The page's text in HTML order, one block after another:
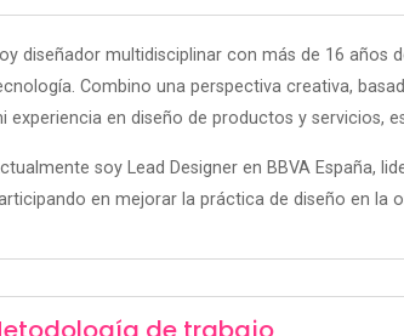
diseñador multidisciplinar con más de 16 años
Combino una perspectiva creativa,
experiencia en diseño de productos y servicios,
soy Lead Designer en BBVA España,
en mejorar la práctica de diseño en la